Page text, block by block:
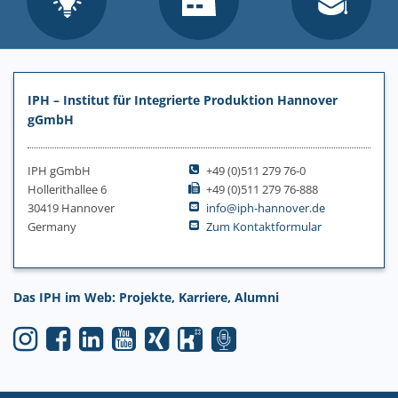
IPH – Institut für Integrierte Produktion Hannover
gGmbH
IPH gGmbH
Hollerithallee 6
30419 Hannover
Germany
+49 (0)511 279 76-0
+49 (0)511 279 76-888
info@iph-hannover.de
Zum Kontaktformular
Das IPH im Web: Projekte, Karriere, Alumni